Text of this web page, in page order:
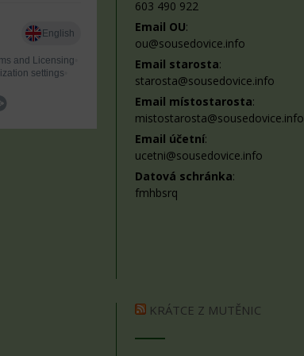
603 490 922
Email OU:
ou@sousedovice.info
Email starosta:
starosta@sousedovice.info
Email místostarosta:
mistostarosta@sousedovice.info
Email účetní:
ucetni@sousedovice.info
Datová schránka:
fmhbsrq
KRÁTCE Z MUTĚNIC